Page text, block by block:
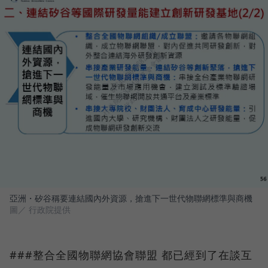
亞洲・矽谷稱要連結國內外資源，搶進下一世代物聯網標準與商機
圖／ 行政院提供
###整合全國物聯網協會聯盟 都已經到了在談互